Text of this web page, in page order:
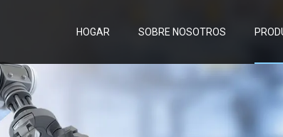
HOGAR SOBRE NOSOTROS